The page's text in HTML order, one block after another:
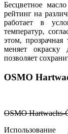
Бесцветное
рейтинг на
работает в
температур,
этом,
меняет окраску
позволяет
OSMO
OSMO Hartwachs-